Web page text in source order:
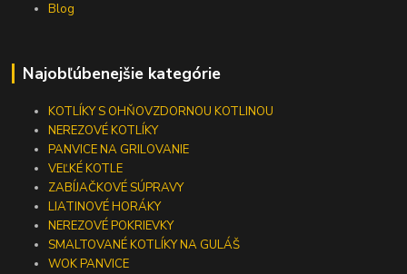
Blog
Najobľúbenejšie kategórie
KOTLÍKY S OHŇOVZDORNOU KOTLINOU
NEREZOVÉ KOTLÍKY
PANVICE NA GRILOVANIE
VEĽKÉ KOTLE
ZABÍJAČKOVÉ SÚPRAVY
LIATINOVÉ HORÁKY
NEREZOVÉ POKRIEVKY
SMALTOVANÉ KOTLÍKY NA GULÁŠ
WOK PANVICE